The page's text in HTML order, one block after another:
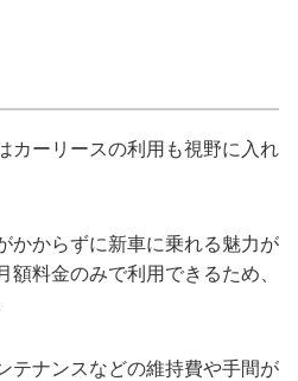
カーリースの利用も視野に入れ
かからずに新車に乗れる魅力が
料金のみで利用できるため、
テナンスなどの維持費や手間が